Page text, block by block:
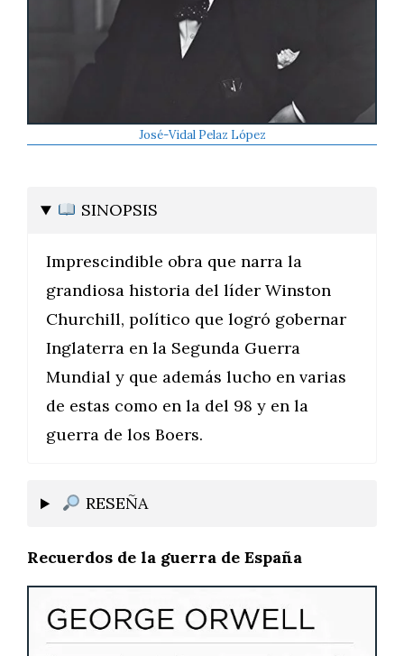
José-Vidal Pelaz López
SINOPSIS
Imprescindible obra que narra la
grandiosa historia del líder Winston
Churchill, político que logró gobernar
Inglaterra en la Segunda Guerra
Mundial y que además lucho en varias
de estas como en la del 98 y en la
guerra de los Boers.
RESEÑA
Recuerdos de la guerra de España